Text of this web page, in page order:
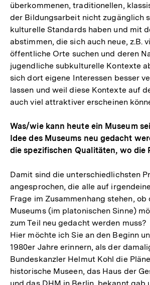
überkommenen, traditionellen,
der Bildungsarbeit nicht zugänglich
kulturelle Standards haben und mit
abstimmen, die sich auch neue, z.B.
öffentliche Orte suchen und deren
jugendliche subkulturelle Kontexte
sich dort eigene Interessen besser
lassen und weil diese Kontexte auf
auch viel attraktiver erscheinen
Was/wie kann heute ein Museum
Idee des Museums neu gedacht
die spezifischen Qualitäten, wo die
Damit sind die unterschiedlichsten
angesprochen, die alle auf
Frage im Zusammenhang stehen, ob
Museums (im platonischen Sinne)
zum Teil neu gedacht werden muss?
Hier möchte ich Sie an den Beginn
1980er Jahre erinnern, als der
Bundeskanzler Helmut Kohl die
historische Museen, das Haus der